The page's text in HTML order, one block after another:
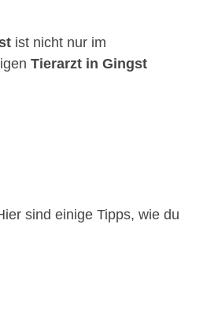
ist nicht nur im
Tierarzt in Gingst
sind einige Tipps, wie du